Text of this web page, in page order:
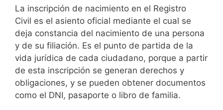
La inscripción de nacimiento en el Registro
Civil es el asiento oficial mediante el cual se
deja constancia del nacimiento de una persona
y de su filiación. Es el punto de partida de la
vida jurídica de cada ciudadano, porque a partir
de esta inscripción se generan derechos y
obligaciones, y se pueden obtener documentos
como el DNI, pasaporte o libro de familia.